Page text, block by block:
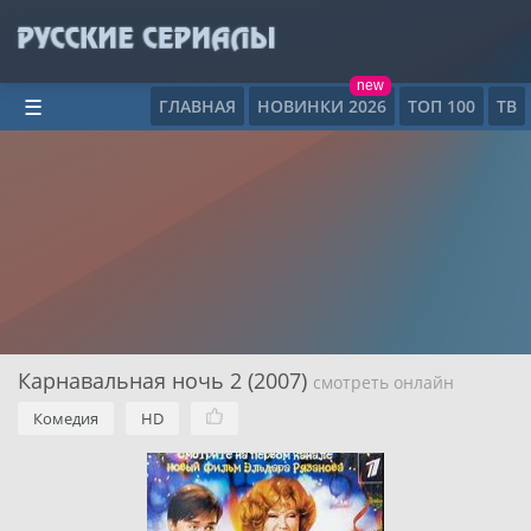
ГЛАВНАЯ НОВИНКИ 2026
new
ТОП 100 ТВ
☰
Карнавальная ночь 2 (2007) смотреть онлайн
Комедия HD